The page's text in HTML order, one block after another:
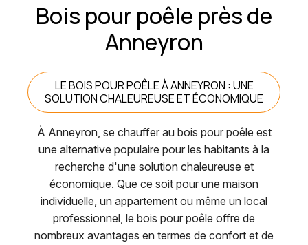
Bois pour poêle près de
Anneyron
LE BOIS POUR POÊLE À ANNEYRON : UNE
SOLUTION CHALEUREUSE ET ÉCONOMIQUE
À Anneyron, se chauffer au bois pour poêle est
une alternative populaire pour les habitants à la
recherche d'une solution chaleureuse et
économique. Que ce soit pour une maison
individuelle, un appartement ou même un local
professionnel, le bois pour poêle offre de
nombreux avantages en termes de confort et de